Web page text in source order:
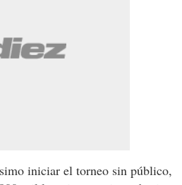
iniciar el torneo sin público,